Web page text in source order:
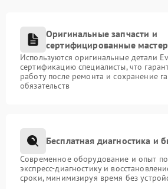
Оригинальные запчасти и
сертифицированные
Используются оригинальные детали
сертификацию специалисты, что
работу после ремонта и сохранение
обязательств
Бесплатная диагностика и
Современное оборудование и опыт
экспресс-диагностику и
сроки, минимизируя время без